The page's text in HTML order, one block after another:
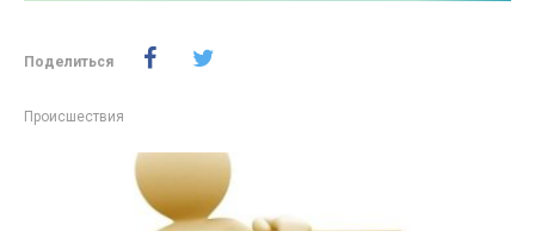
Поделиться
Происшествия